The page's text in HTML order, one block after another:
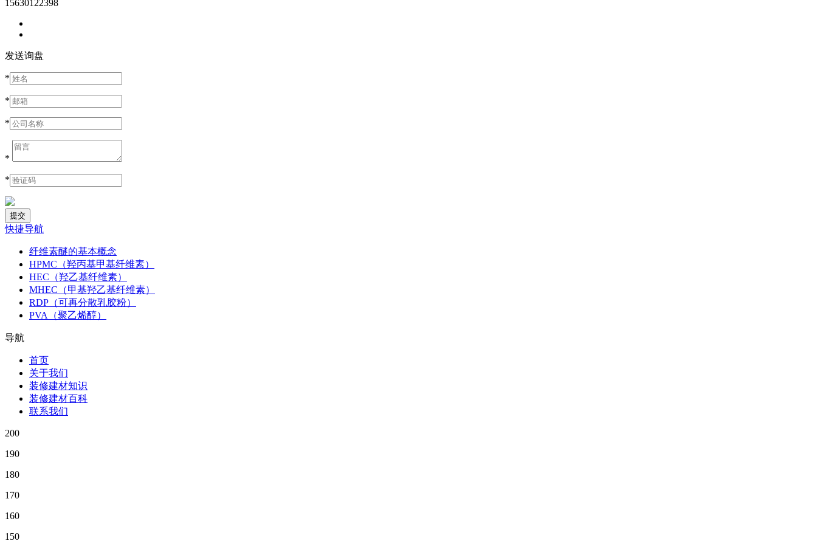
15630122398
发送询盘
*
*
*
*
*
快捷导航
纤维素醚的基本概念
HPMC（羟丙基甲基纤维素）
HEC（羟乙基纤维素）
MHEC（甲基羟乙基纤维素）
RDP（可再分散乳胶粉）
PVA（聚乙烯醇）
导航
首页
关于我们
装修建材知识
装修建材百科
联系我们
200
190
180
170
160
150